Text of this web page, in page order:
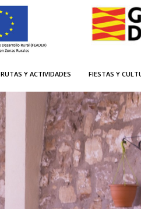
RUTAS Y ACTIVIDADES FIESTAS Y